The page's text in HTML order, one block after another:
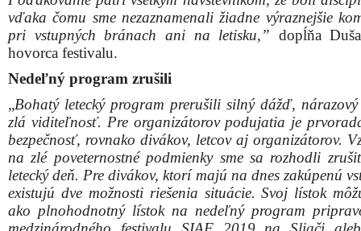
Martin Housa, letecký meteorológ:„Na rozdiel od
dňa je dnešné počasie výrazné horšie. Oblačnosť je
viditeľnosť je zlá. Hlavne ten vietor je tam výrazný,
turbulencia. Piloti by nemohli ani plnohodnotne
svoje letové ukážky.“
Pre divákov, ktorí majú na nedeľu zakúpenú
dve možnosti riešenia situácie. Hubert Štoksa, riaditeľ
FLP 2019: „Tieto vstupenky budú môcť diváci použiť
dni na Sliači na Siafe, ktoré sa konajú 3. a 4.
budú ich môcť použiť v nedeľu. Samozrejme, tí, ktorí
môcť prísť tak ich odškodníme, vrátime im vstupné.“
FOTOGALÉRIA (autor Simon Pokorný / trnava-